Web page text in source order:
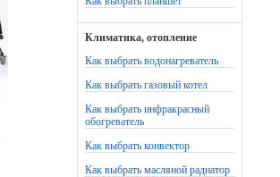
Климатика, отопление
Как выбрать водонагреватель
Как выбрать газовый котел
Как выбрать инфракрасный
обогреватель
Как выбрать конвектор
Как выбрать масляной радиатор